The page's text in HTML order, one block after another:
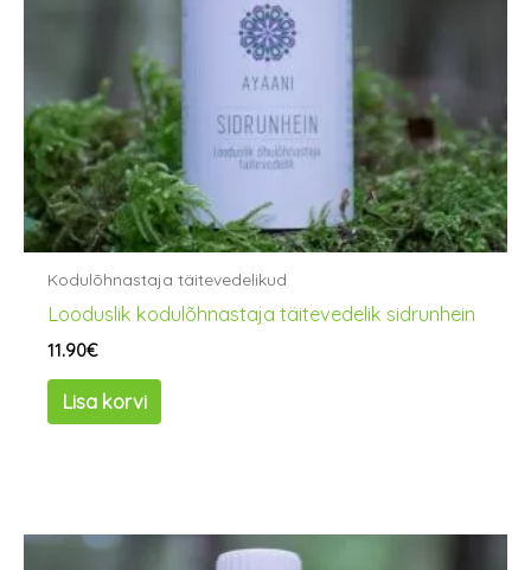
Kodulõhnastaja täitevedelikud
Looduslik kodulõhnastaja täitevedelik sidrunhein
11.90€
Lisa korvi